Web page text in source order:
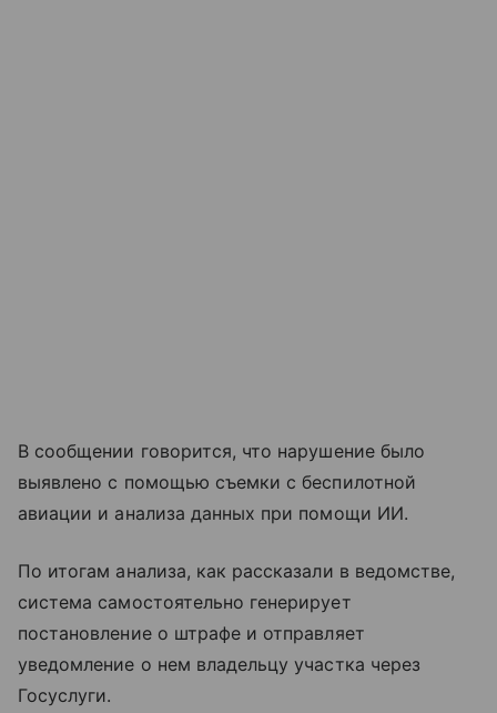
В сообщении говорится, что нарушение было
выявлено с помощью съемки с беспилотной
авиации и анализа данных при помощи ИИ.
По итогам анализа, как рассказали в ведомстве,
система самостоятельно генерирует
постановление о штрафе и отправляет
уведомление о нем владельцу участка через
Госуслуги.